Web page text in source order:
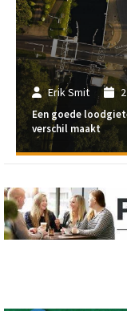
Erik Smit
Een goede
verschil maakt